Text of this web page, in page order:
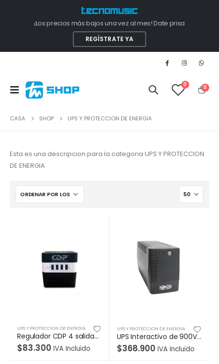
¡Los precios más bajos una vez al mes! Date prisa
REGÍSTRATE YA
0 0
CASA SHOP UPS Y PROTECCION DE ENERGIA
Esta es una descripcion para la categoria UPS Y PROTECCION
DE ENERGIA
UPS Y PROTECCION DE ENERGIA
Regulador CDP 4 salidas reguladas, 4 puertos cargadores USB 1 para tablet y 3 para smartp
$83.300 IVA Incluido
UPS Y PROTECCION DE ENERGIA
UPS Interactivo de 900VA 480W con 6 Tomacorrientes – AVR, Serie VS, 120V, 50Hz / 60Hz, Torre
$368.900 IVA Incluido